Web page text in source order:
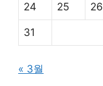
24 25 26
31
« 3월